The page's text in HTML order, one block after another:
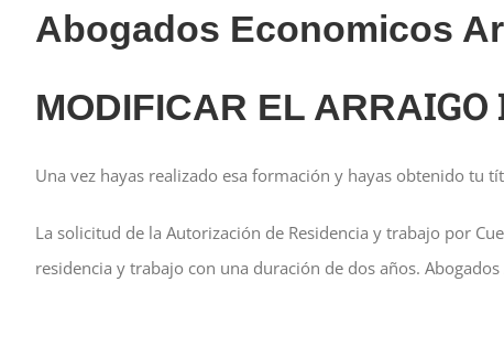
Abogados Economicos
MODIFICAR EL ARRAIGO
Una vez hayas realizado esa formación y hayas obtenido tu
La solicitud de la Autorización de Residencia y trabajo por
residencia y trabajo con una duración de dos años.